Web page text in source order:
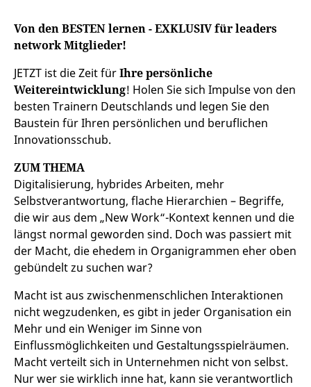
Von den BESTEN lernen - EXKLUSIV für leaders
network Mitglieder!
JETZT ist die Zeit fürIhre persönliche
Weitereintwicklung! Holen Sie sich Impulse von den
besten Trainern Deutschlands und legen Sie den
Baustein für Ihren persönlichen und beruflichen
Innovationsschub.
ZUM THEMA
Digitalisierung, hybrides Arbeiten, mehr
Selbstverantwortung, flache Hierarchien – Begriffe,
die wir aus dem „New Work“-Kontext kennen und die
längst normal geworden sind. Doch was passiert mit
der Macht, die ehedem in Organigrammen eher oben
gebündelt zu suchen war?
Macht ist aus zwischenmenschlichen Interaktionen
nicht wegzudenken, es gibt in jeder Organisation ein
Mehr und ein Weniger im Sinne von
Einflussmöglichkeiten und Gestaltungsspielräumen.
Macht verteilt sich in Unternehmen nicht von selbst.
Nur wer sie wirklich inne hat, kann sie verantwortlich